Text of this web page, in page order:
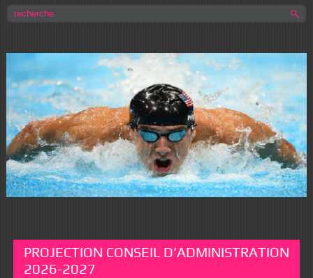
PROJECTION CONSEIL D’ADMINISTRATION
2026-2027